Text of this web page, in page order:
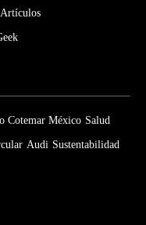
Artículos
Cotemar México Salud
Audi Sustentabilidad